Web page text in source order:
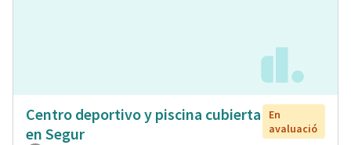
Centro deportivo y piscina cubierta
en Segur
En
avaluació